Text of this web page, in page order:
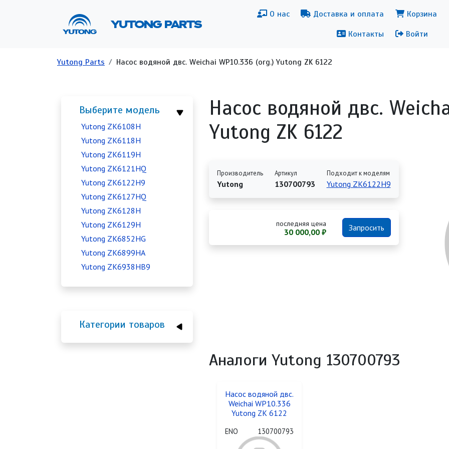
YUTONG PARTS
Основная навигация
О нас
Доставка и оплата
Контакты
Меню
Корзина
Войти
Строка навигации
Yutong Parts Насос водяной двс. Weichai WP10.336 (org.) Yutong ZK 6122
Выберите модель
Yutong ZK6108H
Yutong ZK6118H
Yutong ZK6119H
Yutong ZK6121HQ
Yutong ZK6122H9
Yutong ZK6127HQ
Yutong ZK6128H
Yutong ZK6129H
Yutong ZK6852HG
Yutong ZK6899HA
Yutong ZK6938HB9
Категории товаров
Насос водяной двс.
Yutong ZK 6122
Производитель
Yutong
Артикул
130700793
Подходит к моделям
Yutong ZK6122H9
последняя цена
30 000,00 ₽ Запросить
Аналоги Yutong 130700793
Насос водяной двс.
Weichai WP10.336
Yutong ZK 6122
ENO 130700793